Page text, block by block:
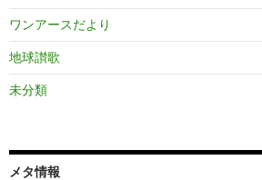
ワンアースだより
地球讃歌
未分類
メタ情報